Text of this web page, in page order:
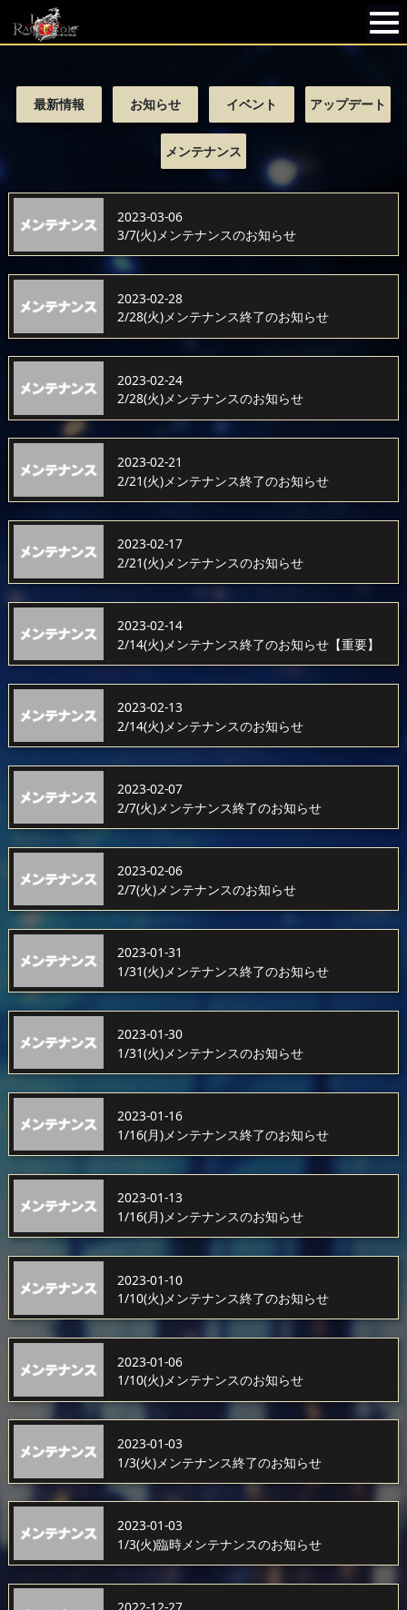
最新情報 お知らせ イベント アップデート
メンテナンス
2023-03-06
3/7(火)メンテナンスのお知らせ
2023-02-28
2/28(火)メンテナンス終了のお知らせ
2023-02-24
2/28(火)メンテナンスのお知らせ
2023-02-21
2/21(火)メンテナンス終了のお知らせ
2023-02-17
2/21(火)メンテナンスのお知らせ
2023-02-14
2/14(火)メンテナンス終了のお知らせ【重要】
2023-02-13
2/14(火)メンテナンスのお知らせ
2023-02-07
2/7(火)メンテナンス終了のお知らせ
2023-02-06
2/7(火)メンテナンスのお知らせ
2023-01-31
1/31(火)メンテナンス終了のお知らせ
2023-01-30
1/31(火)メンテナンスのお知らせ
2023-01-16
1/16(月)メンテナンス終了のお知らせ
2023-01-13
1/16(月)メンテナンスのお知らせ
2023-01-10
1/10(火)メンテナンス終了のお知らせ
2023-01-06
1/10(火)メンテナンスのお知らせ
2023-01-03
1/3(火)メンテナンス終了のお知らせ
2023-01-03
1/3(火)臨時メンテナンスのお知らせ
2022-12-27